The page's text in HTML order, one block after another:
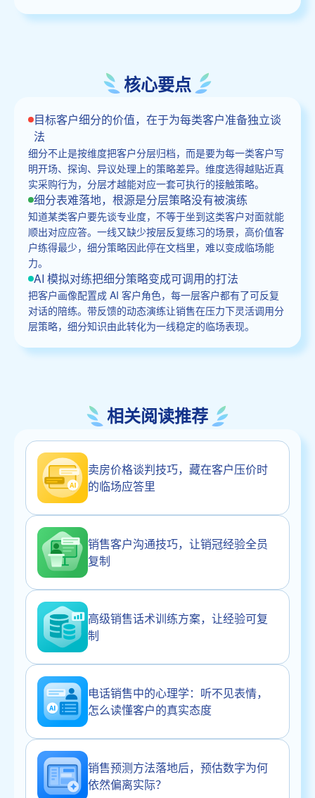
核心要点
目标客户细分的价值，在于为每类客户准备独立谈
法
细分不止是按维度把客户分层归档，而是要为每一类客户写
明开场、探询、异议处理上的策略差异。维度选得越贴近真
实采购行为，分层才越能对应一套可执行的接触策略。
细分表难落地，根源是分层策略没有被演练
知道某类客户要先谈专业度，不等于坐到这类客户对面就能
顺出对应应答。一线又缺少按层反复练习的场景，高价值客
户练得最少，细分策略因此停在文档里，难以变成临场能
力。
AI 模拟对练把细分策略变成可调用的打法
把客户画像配置成 AI 客户角色，每一层客户都有了可反复
对话的陪练。带反馈的动态演练让销售在压力下灵活调用分
层策略，细分知识由此转化为一线稳定的临场表现。
相关阅读推荐
卖房价格谈判技巧，藏在客户压价时
的临场应答里
销售客户沟通技巧，让销冠经验全员
复制
高级销售话术训练方案，让经验可复
制
电话销售中的心理学：听不见表情，
怎么读懂客户的真实态度
销售预测方法落地后，预估数字为何
依然偏离实际？